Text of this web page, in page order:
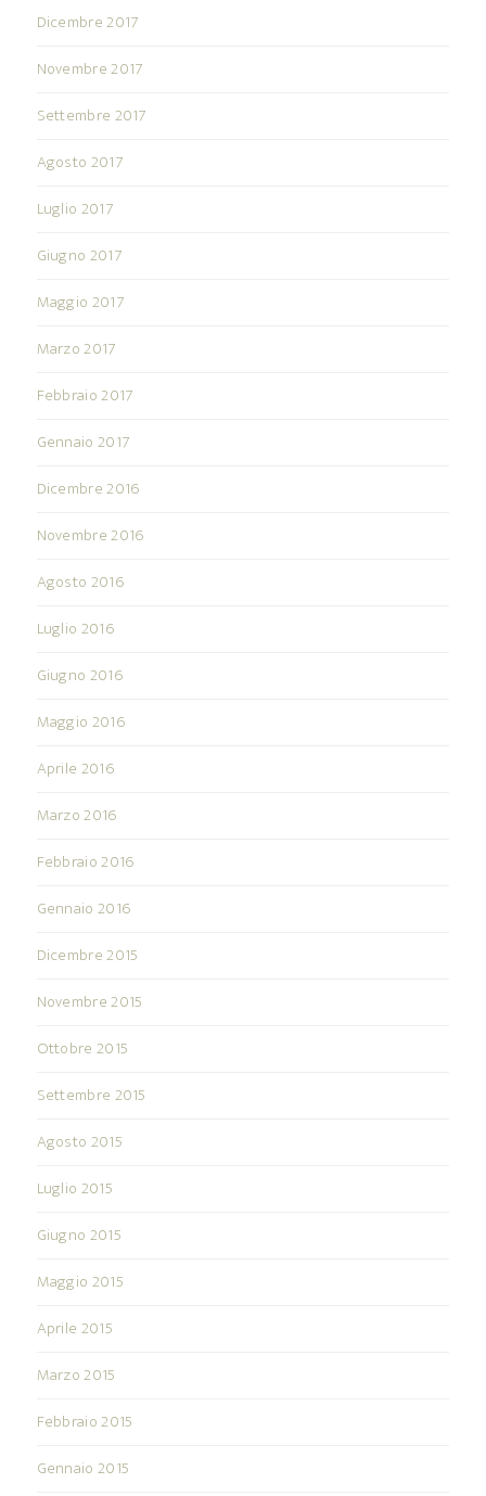
Dicembre 2017
Novembre 2017
Settembre 2017
Agosto 2017
Luglio 2017
Giugno 2017
Maggio 2017
Marzo 2017
Febbraio 2017
Gennaio 2017
Dicembre 2016
Novembre 2016
Agosto 2016
Luglio 2016
Giugno 2016
Maggio 2016
Aprile 2016
Marzo 2016
Febbraio 2016
Gennaio 2016
Dicembre 2015
Novembre 2015
Ottobre 2015
Settembre 2015
Agosto 2015
Luglio 2015
Giugno 2015
Maggio 2015
Aprile 2015
Marzo 2015
Febbraio 2015
Gennaio 2015